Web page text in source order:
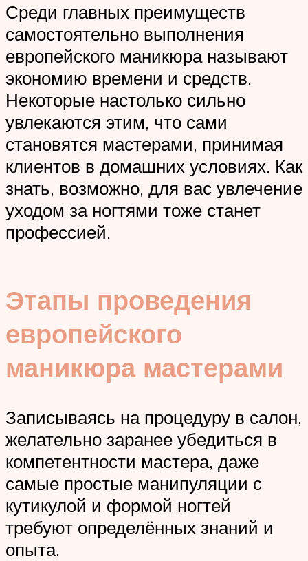
Среди главных преимуществ
самостоятельно выполнения
европейского маникюра называют
экономию времени и средств.
Некоторые настолько сильно
увлекаются этим, что сами
становятся мастерами, принимая
клиентов в домашних условиях. Как
знать, возможно, для вас увлечение
уходом за ногтями тоже станет
профессией.
Этапы проведения
европейского
маникюра мастерами
Записываясь на процедуру в салон,
желательно заранее убедиться в
компетентности мастера, даже
самые простые манипуляции с
кутикулой и формой ногтей
требуют определённых знаний и
опыта.